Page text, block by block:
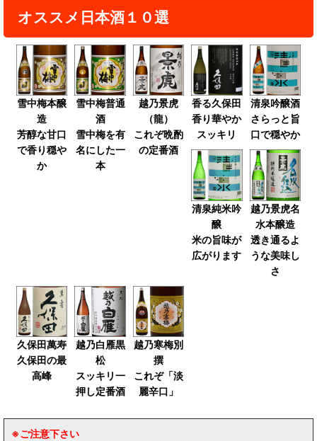
絞り込む
オススメ日本酒１０選
雪中梅本醸
造
芳醇な甘口
で香り穏や
か
雪中梅普通
酒
雪中梅を有
名にした一
本
越乃景虎
（龍）
これぞ晩酌
の定番酒
香る久保田
香り華やか
スッキリ
清泉吟醸酒
さらっと旨
口で穏やか
清泉純米吟
醸
米の旨味が
広がります
越乃景虎名
水本醸造
透き通るよ
うな美味し
さ
久保田萬寿
久保田の最
高峰
越乃白雁黒
松
スッキリ一
押し定番酒
越乃寒梅別
撰
これぞ「淡
麗辛口」
※ご注意下さい